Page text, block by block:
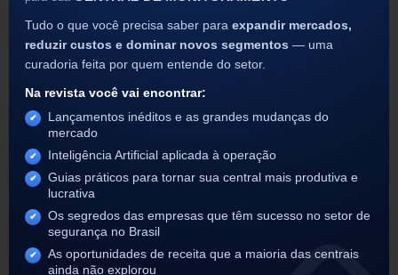
Tudo o que você precisa saber para expandir mercados,
reduzir custos e dominar novos segmentos — uma
curadoria feita por quem entende do setor.
Na revista você vai encontrar:
Lançamentos inéditos e as grandes mudanças do
mercado
Inteligência Artificial aplicada à operação
Guias práticos para tornar sua central mais produtiva e
lucrativa
Os segredos das empresas que têm sucesso no setor de
segurança no Brasil
As oportunidades de receita que a maioria das centrais
ainda não explorou